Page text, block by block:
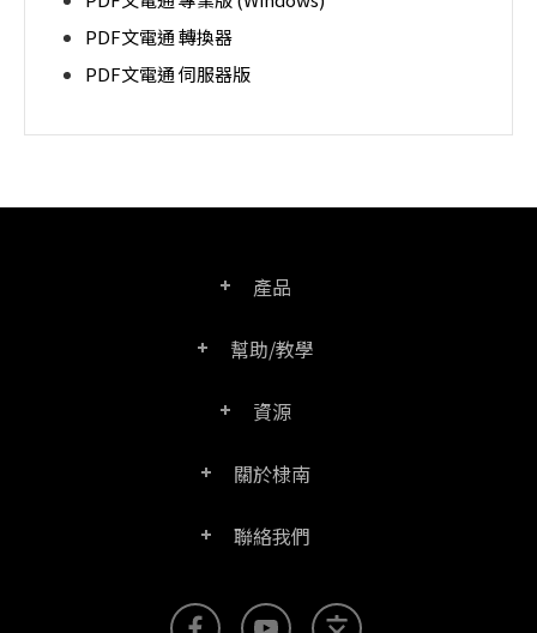
PDF文電通 轉換器
PDF文電通 伺服器版
產品
PDF文電通專業版
幫助/教學
常見問題
資源
產品/授權比較表
關於棣南
公司介紹
官方部落格
聯絡我們
聯絡銷售